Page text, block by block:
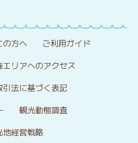
の方へ
ご利用ガイド
エリアへのアクセス
引法に基づく表記
観光動態調査
地経営戦略